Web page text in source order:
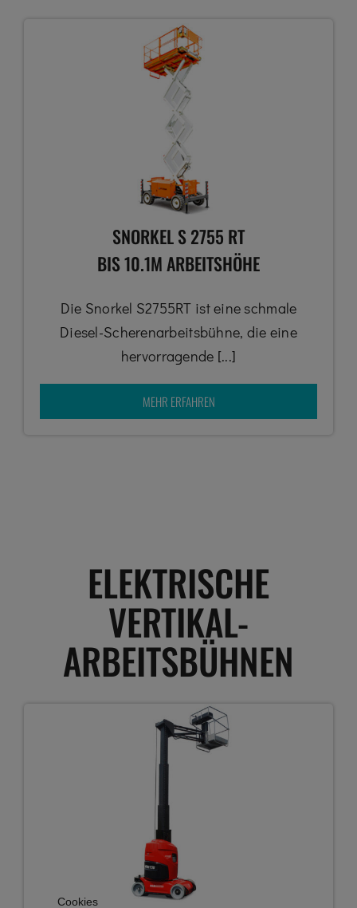
SNORKEL S 2755 RT
BIS 10.1M ARBEITSHÖHE
Die Snorkel S2755RT ist eine schmale
Diesel-Scherenarbeitsbühne, die eine
hervorragende [...]
MEHR ERFAHREN
ELEKTRISCHE
VERTIKAL-
ARBEITSBÜHNEN
Cookies